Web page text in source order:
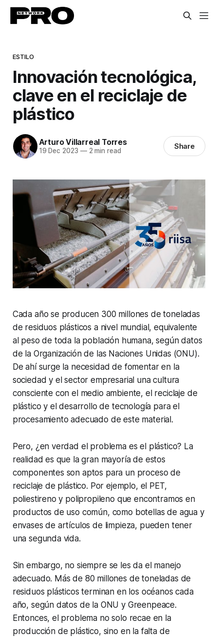
ESTILO
Innovación tecnológica,
clave en el reciclaje de
plástico
Arturo Villarreal Torres
19 Dec 2023 —2 min read Share
Cada año se producen 300 millones de toneladas
de residuos plásticos a nivel mundial, equivalente
al peso de toda la población humana, según datos
de la Organización de las Naciones Unidas (ONU).
De ahí surge la necesidad de fomentar en la
sociedad y el sector empresarial una cultura
consciente con el medio ambiente, el reciclaje de
plástico y el desarrollo de tecnología para el
procesamiento adecuado de este material.
Pero, ¿en verdad el problema es el plástico? La
realidad es que la gran mayoría de estos
componentes son aptos para un proceso de
reciclaje de plástico. Por ejemplo, el PET,
poliestireno y polipropileno que encontramos en
productos de uso común, como botellas de agua y
envases de artículos de limpieza, pueden tener
una segunda vida.
Sin embargo, no siempre se les da el manejo
adecuado. Más de 80 millones de toneladas de
residuos plásticos terminan en los océanos cada
año, según datos de la ONU y Greenpeace.
Entonces, el problema no solo recae en la
producción de plástico, sino en la falta de